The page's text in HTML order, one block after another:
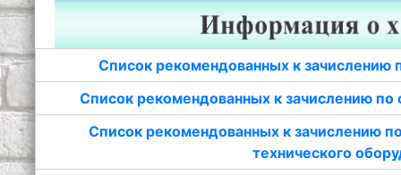
Список рекомендованных к зачислению
Список рекомендованных к зачислению
Список рекомендованных к зачислению
технического